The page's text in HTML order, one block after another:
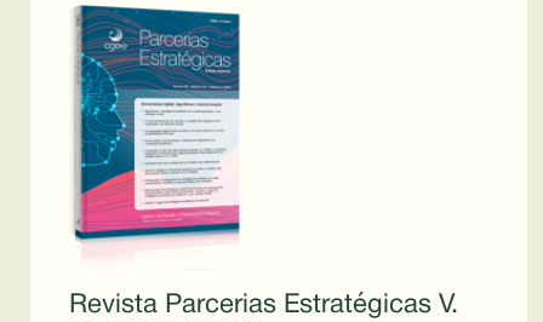
Revista Parcerias Estratégicas V.